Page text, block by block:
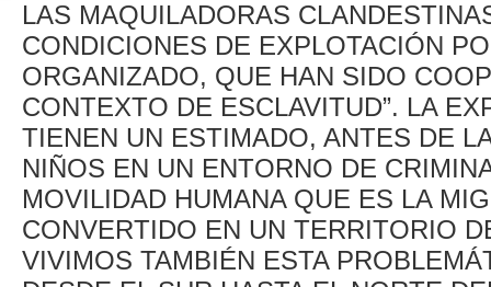
LAS MAQUILADORAS
CONDICIONES DE EXPLOTACIÓN
ORGANIZADO, QUE HAN SIDO
CONTEXTO DE ESCLAVITUD”. LA
TIENEN UN ESTIMADO, ANTES DE
NIÑOS EN UN ENTORNO DE
MOVILIDAD HUMANA QUE ES LA
CONVERTIDO EN UN TERRITORIO
VIVIMOS TAMBIÉN ESTA